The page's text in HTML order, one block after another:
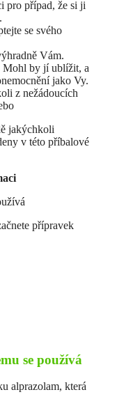
pro případ, že si ji
se svého
Vám.
Mohl by jí ublížit, a
jako Vy.
z nežádoucích
jakýchkoli
v této příbalové
přípravek
se používá
alprazolam, která